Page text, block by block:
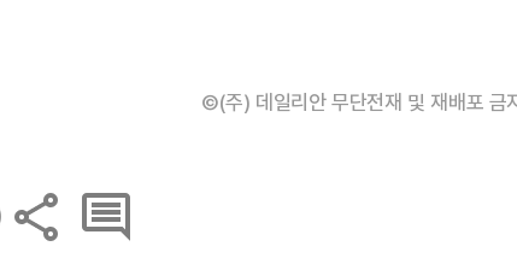
©(주) 데일리안 무단전재 및 재배포 금